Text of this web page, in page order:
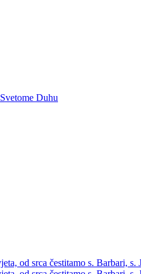
Duhu
od srca čestitamo s. Barbari, s.